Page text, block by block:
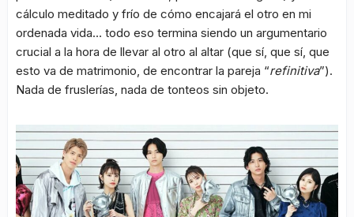
cálculo meditado y frío de cómo encajará el otro en mi
ordenada vida… todo eso termina siendo un argumentario
crucial a la hora de llevar al otro al altar (que sí, que sí, que
esto va de matrimonio, de encontrar la pareja “refinitiva”).
Nada de fruslerías, nada de tonteos sin objeto.